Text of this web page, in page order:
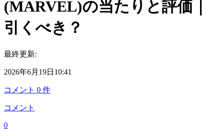
(MARVEL)の当たりと評価｜
引くべき？
最終更新:
2026年6月19日10:41
コメント 0 件
コメント
0